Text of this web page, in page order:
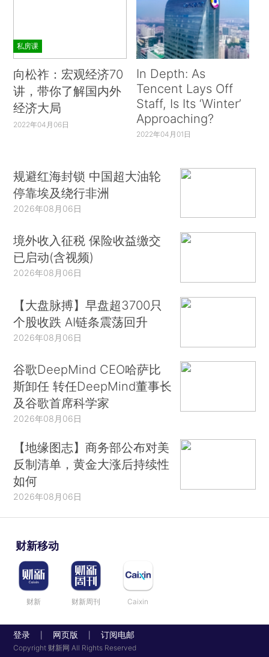
私房课
向松祚：宏观经济70
讲，带你了解国内外
经济大局
2022年04月06日
In Depth: As
Tencent Lays Off
Staff, Is Its ‘Winter’
Approaching?
2022年04月01日
规避红海封锁 中国超大油轮
停靠埃及绕行非洲
2026年08月06日
境外收入征税 保险收益缴交
已启动(含视频)
2026年08月06日
【大盘脉搏】早盘超3700只
个股收跌 AI链条震荡回升
2026年08月06日
谷歌DeepMind CEO哈萨比
斯卸任 转任DeepMind董事长
及谷歌首席科学家
2026年08月06日
【地缘图志】商务部公布对美
反制清单，黄金大涨后持续性
如何
2026年08月06日
财新移动
财新 财新周刊 Caixin
登录 网页版 订阅电邮
Copyright 财新网 All Rights Reserved